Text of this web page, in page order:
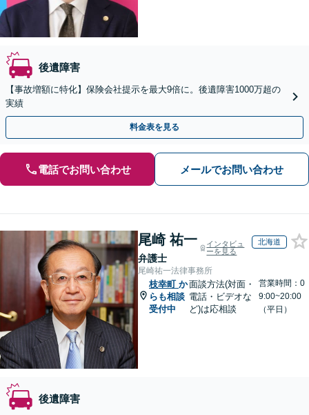
後遺障害
【事故増額に特化】保険会社提示を最大9倍に。後遺障害1000万超の
実績
料金表を見る
電話でお問い合わせ メールでお問い合わせ
尾崎 祐一
弁護士
インタビュ
ーを見る
北海道
尾崎祐一法律事務所
枝幸町 か
らも相談
受付中
面談方法(対面・
電話・ビデオな
ど)は応相談
営業時間：0
9:00~20:00
（平日）
後遺障害